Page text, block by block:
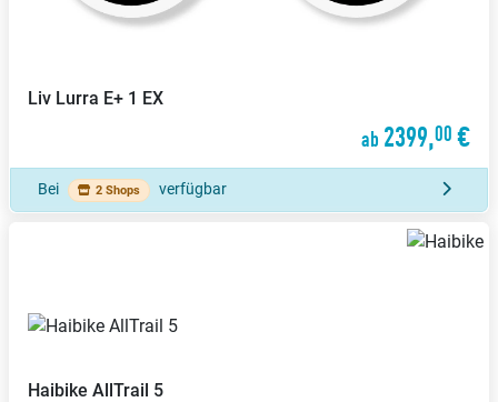
Liv Lurra E+ 1 EX
ab 2399,00 €
Bei 2 Shops verfügbar
Haibike AllTrail 5